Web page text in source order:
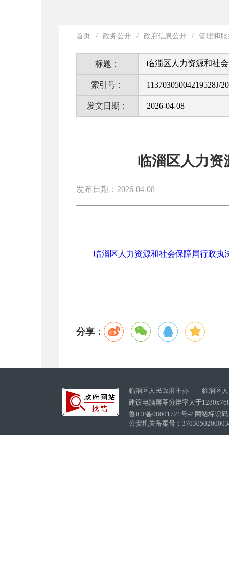
首页 / 政务公开 / 政府信息公开 / 管理和
标题： 临淄区人力资源和社
索引号： 11370305004219528J/
发文日期： 2026-04-08
临淄区人力资
发布日期：2026-04-08
临淄区人力资源和社会保障局行政执
分享：
临淄区人民政府主办 临淄区人
建议电脑屏幕分辨率大于
鲁ICP备08001721号-2 网站标识
公安机关备案号：